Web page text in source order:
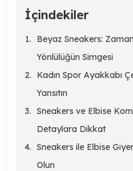
İçindekiler
Beyaz Sneakers:
Yönlülüğün Simgesi
Kadın Spor Ayakkabı
Yansıtın
Sneakers ve Elbise
Detaylara Dikkat
Sneakers ile Elbise
Olun